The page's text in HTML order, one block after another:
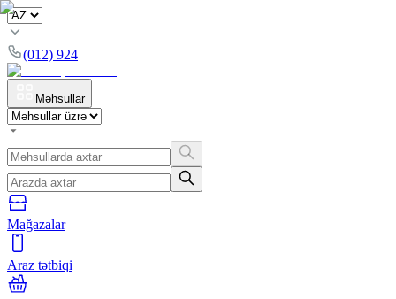
(012) 924
Məhsullar
Mağazalar
Araz tətbiqi